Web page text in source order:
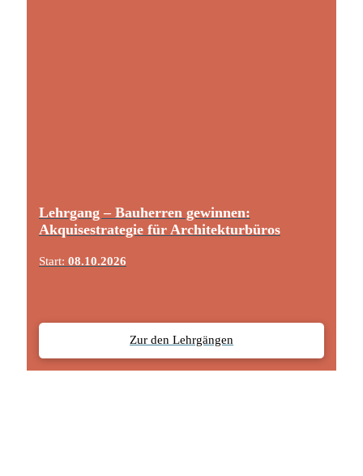
Lehrgang – Bauherren gewinnen:
Akquisestrategie für Architekturbüros
Start: 08.10.2026
Zur den Lehrgängen